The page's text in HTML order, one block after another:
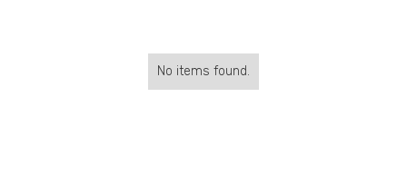
No items found.